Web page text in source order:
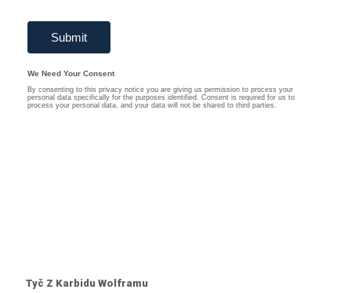
Tyč Z Karbidu Wolframu